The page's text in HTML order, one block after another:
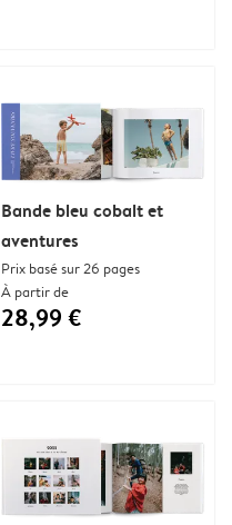
Bande bleu cobalt et
aventures
Prix basé sur 26 pages
À partir de
28,99 €